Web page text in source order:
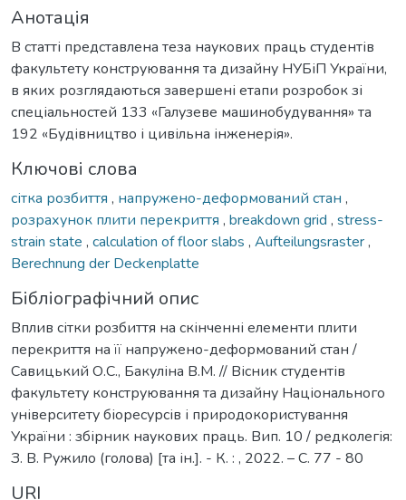
Анотація
В статті представлена теза наукових праць студентів
факультету конструювання та дизайну НУБіП України,
в яких розглядаються завершені етапи розробок зі
спеціальностей 133 «Галузеве машинобудування» та
192 «Будівництво і цивільна інженерія».
Ключові слова
сітка розбиття , напружено-деформований стан ,
розрахунок плити перекриття , breakdown grid , stress-
strain state , calculation of floor slabs , Aufteilungsraster,
Berechnung der Deckenplatte
Бібліографічний опис
Вплив сітки розбиття на скінченні елементи плити
перекриття на її напружено-деформований стан /
Савицький О.С., Бакуліна В.М. // Вісник студентів
факультету конструювання та дизайну Національного
університету біоресурсів і природокористування
України : збірник наукових праць. Вип. 10 / редколегія:
З. В. Ружило (голова) [та ін.]. - К. : , 2022. – С. 77 - 80
URI